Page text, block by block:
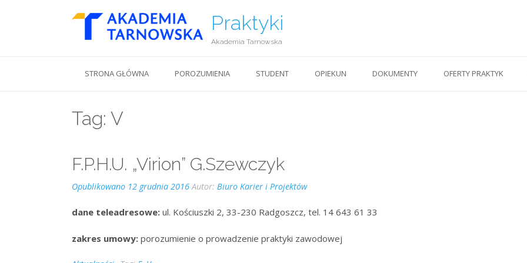
Praktyki
Akademia Tarnowska
STRONA GŁÓWNA POROZUMIENIA STUDENT OPIEKUN DOKUMENTY OFERTY PRAKTYK
Tag: V
F.P.H.U. „Virion” G.Szewczyk
Opublikowano 12 grudnia 2016 Autor: Biuro Karier i Projektów
dane teleadresowe: ul. Kościuszki 2, 33-230 Radgoszcz, tel. 14 643 61 33
zakres umowy: porozumienie o prowadzenie praktyki zawodowej